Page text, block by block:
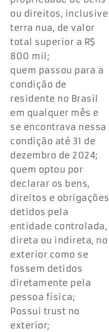
ou direitos, inclusive
terra nua, de valor
total superior a R$
800 mil;
quem passou para a
condição de
residente no Brasil
em qualquer mês e
se encontrava nessa
condição até 31 de
dezembro de 2024;
quem optou por
declarar os bens,
direitos e obrigações
detidos pela
entidade controlada,
direta ou indireta, no
exterior como se
fossem detidos
diretamente pela
pessoa física;
Possui trust no
exterior;